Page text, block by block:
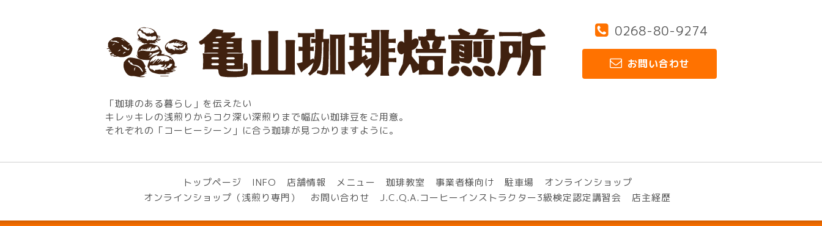
0268-80-9274
お問い合わせ
「珈琲のある暮らし」を伝えたい
キレッキレの浅煎りからコク深い深煎りまで幅広い珈琲豆をご用意。
それぞれの「コーヒーシーン」に合う珈琲が見つかりますように。
トップページ INFO 店舗情報 メニュー 珈琲教室 事業者様向け 駐車場
オンラインショップ
オンラインショップ（浅煎り専門）
お問い合わせ J.C.Q.A.コーヒーインストラクター3級検定認定講習会 店主経歴